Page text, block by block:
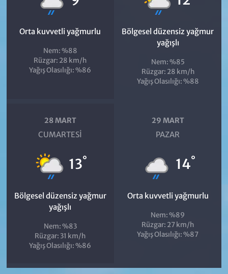
Orta kuvvetli yağmurlu
Nem: %88
Rüzgar: 28 km/h
Yağış Olasılığı: %86
Bölgesel düzensiz yağmur
yağışlı
Nem: %85
Rüzgar: 28 km/h
Yağış Olasılığı: %88
28 MART
CUMARTESI
13°
Bölgesel düzensiz yağmur
yağışlı
Nem: %83
Rüzgar: 31 km/h
Yağış Olasılığı: %86
29 MART
PAZAR
14°
Orta kuvvetli yağmurlu
Nem: %89
Rüzgar: 27 km/h
Yağış Olasılığı: %87